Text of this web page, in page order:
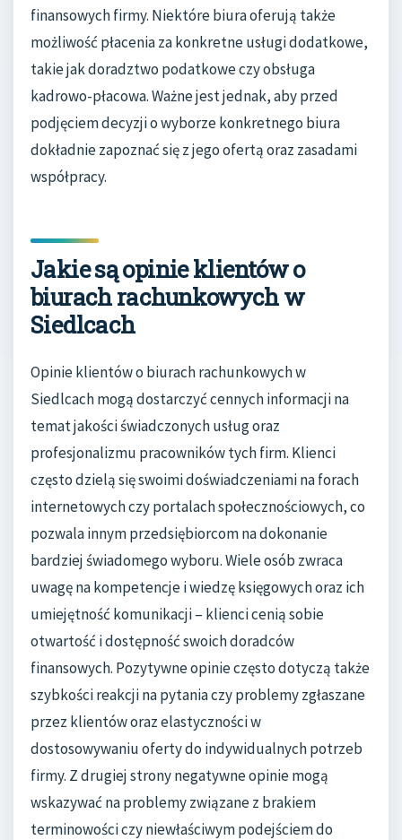
finansowych firmy. Niektóre biura oferują także
możliwość płacenia za konkretne usługi dodatkowe,
takie jak doradztwo podatkowe czy obsługa
kadrowo-płacowa. Ważne jest jednak, aby przed
podjęciem decyzji o wyborze konkretnego biura
dokładnie zapoznać się z jego ofertą oraz zasadami
współpracy.
Jakie są opinie klientów o
biurach rachunkowych w
Siedlcach
Opinie klientów o biurach rachunkowych w
Siedlcach mogą dostarczyć cennych informacji na
temat jakości świadczonych usług oraz
profesjonalizmu pracowników tych firm. Klienci
często dzielą się swoimi doświadczeniami na forach
internetowych czy portalach społecznościowych, co
pozwala innym przedsiębiorcom na dokonanie
bardziej świadomego wyboru. Wiele osób zwraca
uwagę na kompetencje i wiedzę księgowych oraz ich
umiejętność komunikacji – klienci cenią sobie
otwartość i dostępność swoich doradców
finansowych. Pozytywne opinie często dotyczą także
szybkości reakcji na pytania czy problemy zgłaszane
przez klientów oraz elastyczności w
dostosowywaniu oferty do indywidualnych potrzeb
firmy. Z drugiej strony negatywne opinie mogą
wskazywać na problemy związane z brakiem
terminowości czy niewłaściwym podejściem do